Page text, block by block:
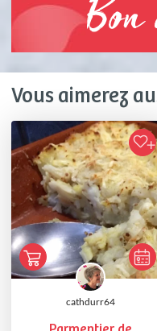
Bon
Vous aimerez
cathdurr64